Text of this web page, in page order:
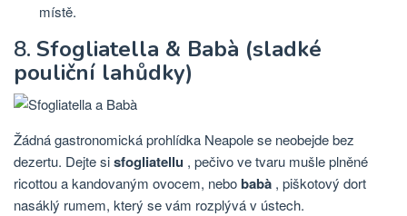
místě.
8. Sfogliatella & Babà (sladké
pouliční lahůdky)
Žádná gastronomická prohlídka Neapole se neobejde bez
dezertu. Dejte sisfogliatellu , pečivo ve tvaru mušle plněné
ricottou a kandovaným ovocem, nebobabà , piškotový dort
nasáklý rumem, který se vám rozplývá v ústech.